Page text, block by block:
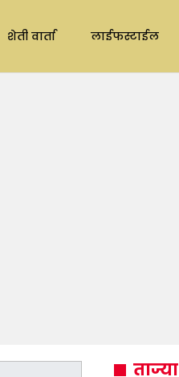
शेती वार्ता लाईफस्टाईल